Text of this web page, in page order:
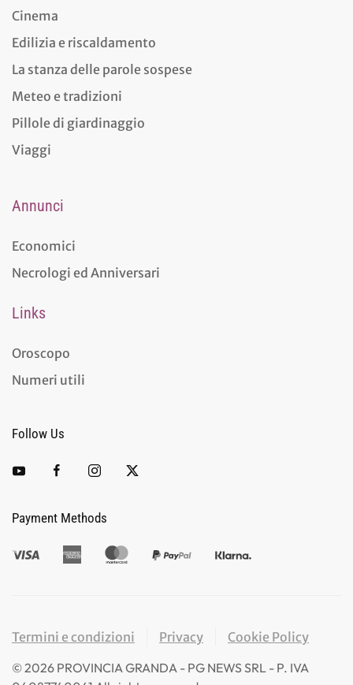
Cinema
Edilizia e riscaldamento
La stanza delle parole sospese
Meteo e tradizioni
Pillole di giardinaggio
Viaggi
Annunci
Economici
Necrologi ed Anniversari
Links
Oroscopo
Numeri utili
Follow Us
Payment Methods
Termini e condizioni Privacy
Cookie Policy
©2026 PROVINCIA GRANDA - PG NEWS SRL - P. IVA